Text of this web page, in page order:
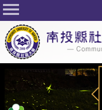
回首頁
關於社大
公佈欄
行事曆
最新活動